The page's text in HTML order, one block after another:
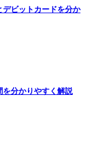
ビットカードを分か
分かりやすく解説